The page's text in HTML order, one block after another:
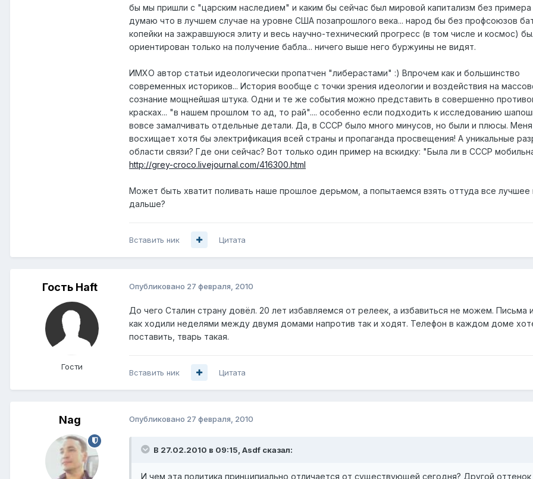
бы мы пришли с "царским наследием" и каким бы сейчас был мировой капитализм без
думаю что в лучшем случае на уровне США позапрошлого века... народ бы без профсоюзов
копейки на зажравшуюся элиту и весь научно-технический прогресс (в том числе и космос)
ориентирован только на получение бабла... ничего выше него буржуины не видят.
ИМХО автор статьи идеологически пропатчен "либерастами" :) Впрочем как и большинство
современных историков... История вообще с точки зрения идеологии и воздействия на
сознание мощнейшая штука. Одни и те же события можно представить в совершенно
красках... "в нашем прошлом то ад, то рай".... особенно если подходить к исследованию
вовсе замалчивать отдельные детали. Да, в СССР было много минусов, но были и плюсы. Меня
восхищает хотя бы электрификация всей страны и пропаганда просвещения! А уникальные
области связи? Где они сейчас? Вот только один пример на вскидку: "Была ли в СССР
http://grey-croco.livejournal.com/416300.html
Может быть хватит поливать наше прошлое дерьмом, а попытаемся взять оттуда все лучшее
дальше?
Вставить ник Цитата
Гость Haft
Гости
Опубликовано 27 февраля, 2010
До чего Сталин страну довёл. 20 лет избавляемся от релеек, а избавиться не можем. Письма
как ходили неделями между двумя домами напротив так и ходят. Телефон в каждом доме
поставить, тварь такая.
Вставить ник Цитата
Nag Опубликовано 27 февраля, 2010
В 27.02.2010 в 09:15, Asdf сказал:
И чем эта политика принципиально отличается от существующей сегодня? Другой оттенок